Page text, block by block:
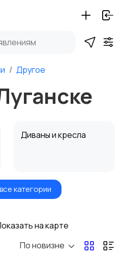
Другое
Диваны и кресла
Кухонные гарнитуры
Оформление
категории
на карте
По новизне